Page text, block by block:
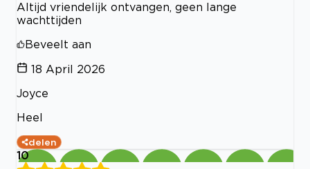
Altijd vriendelijk ontvangen, geen lange
wachttijden
Beveelt aan
18 April 2026
Joyce
Heel
delen
10